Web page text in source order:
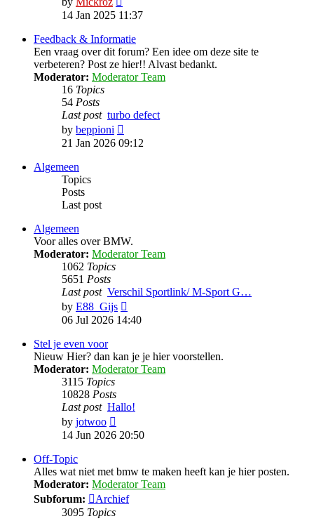
the
post
14 Jan 2025 11:37
Feedback & Informatie
Een vraag over dit forum? Een idee om deze site te
verbeteren? Post ze hier!! Alvast bedankt.
Moderator: Moderator Team
16 Topics
54 Posts
Last post turbo defect
by beppioni
the
21 Jan 2026 09:12
Algemeen
Topics
Posts
Last post
Algemeen
Voor alles over BMW.
Moderator: Moderator Team
1062 Topics
5651 Posts
Last post Verschil Sportlink/ M-Sport G…
by E88_Gijs
the
06 Jul 2026 14:40
Stel je even voor
Nieuw Hier? dan kan je je hier voorstellen.
Moderator: Moderator Team
3115 Topics
10828 Posts
Last post Hallo!
by jotwoo
the
14 Jun 2026 20:50
Off-Topic
Alles wat niet met bmw te maken heeft kan je hier posten.
Moderator: Moderator Team
Subforum:
Archief
3095 Topics